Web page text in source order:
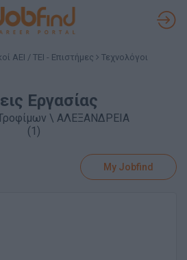
ΑΕΙ / ΤΕΙ - Επιστήμες
Τεχνολόγοι
Εργασίας
\ ΑΛΕΞΑΝΔΡΕΙΑ
(1)
My Jobfind